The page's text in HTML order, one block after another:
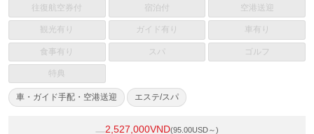
往復航空券付 宿泊付 空港送迎
観光有り ガイド有り 車有り
食事有り スパ ゴルフ
特典
車・ガイド手配・空港送迎 エステ/スパ
2,527,000VND(95.00USD～)